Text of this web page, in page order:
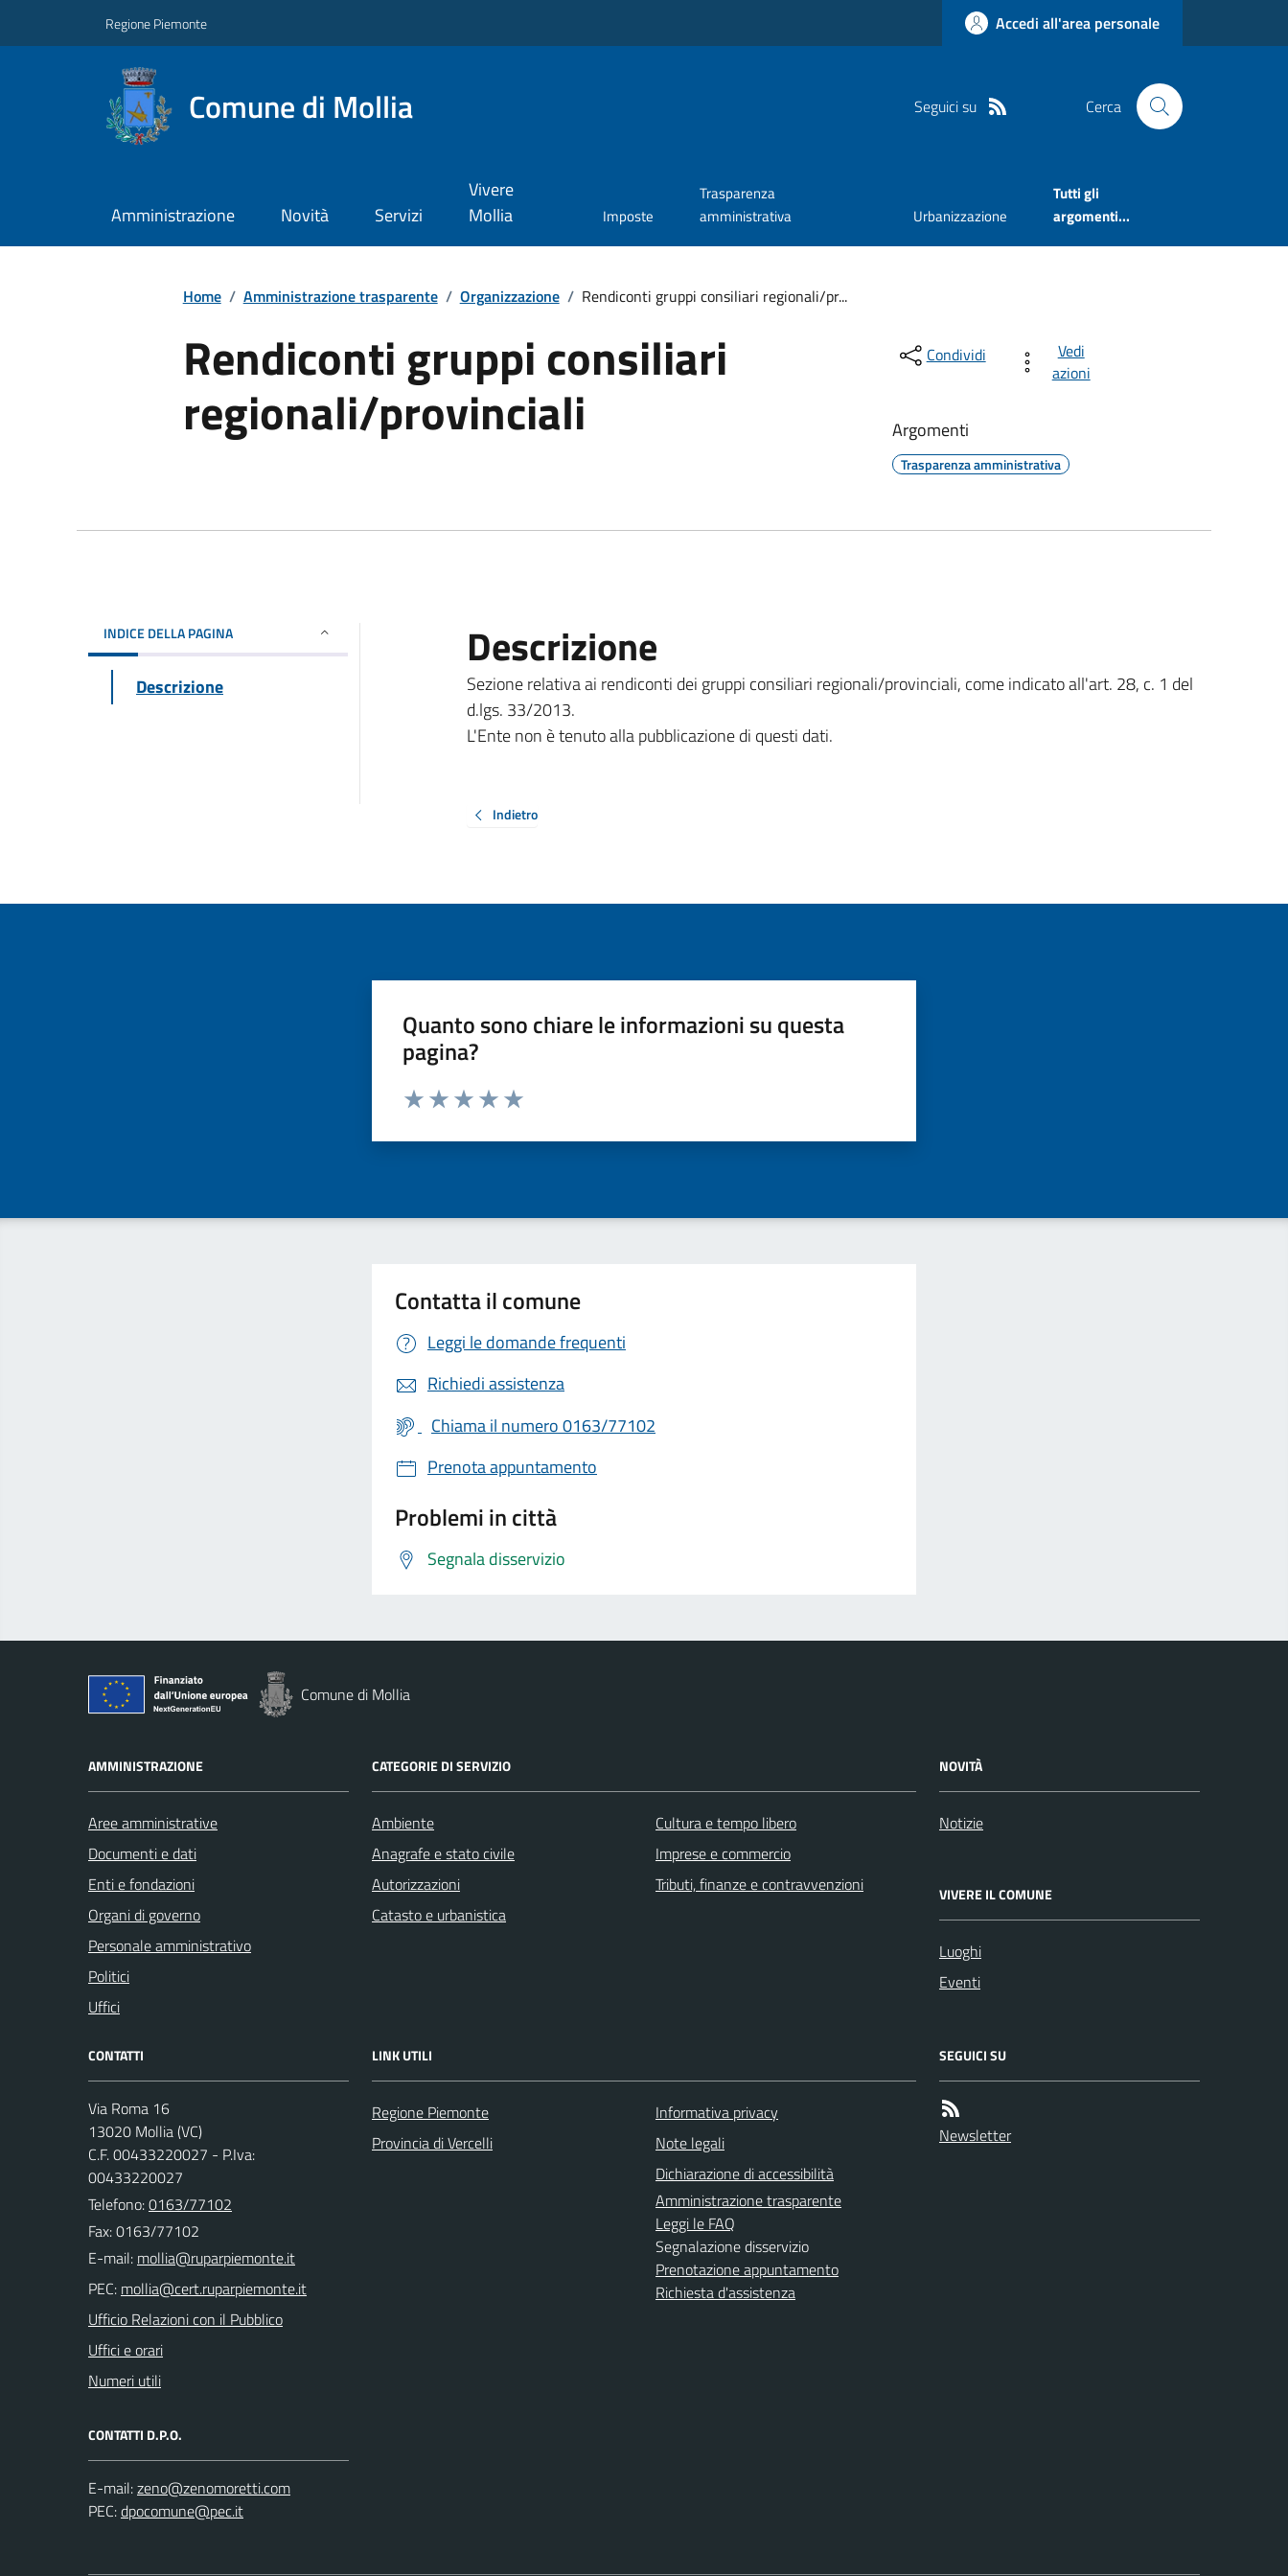
Regione Piemonte Accedi all'area personale
Comune di Mollia Seguici su Cerca
Amministrazione Novità Servizi
Vivere
Mollia
Imposte
Trasparenza
amministrativa
Urbanizzazione
Tutti gli
argomenti...
Home / Amministrazione trasparente / Organizzazione / Rendiconti gruppi consiliari regionali/pr...
Rendiconti gruppi consiliari
regionali/provinciali
Condividi
Vedi
azioni
Argomenti
Trasparenza amministrativa
INDICE DELLA PAGINA
Descrizione
Descrizione
Sezione relativa ai rendiconti dei gruppi consiliari regionali/provinciali, come indicato all'art. 28, c. 1 del
d.lgs. 33/2013.
L'Ente non è tenuto alla pubblicazione di questi dati.
Indietro
Quanto sono chiare le informazioni su questa
pagina?
Valuta da 1 a 5 stelle la pagina
Contatta il comune
Leggi le domande frequenti
Richiedi assistenza
Chiama il numero 0163/77102
Prenota appuntamento
Problemi in città
Segnala disservizio
Comune di Mollia
AMMINISTRAZIONE
Aree amministrative
Documenti e dati
Enti e fondazioni
Organi di governo
Personale amministrativo
Politici
Uffici
CATEGORIE DI SERVIZIO
Ambiente
Anagrafe e stato civile
Autorizzazioni
Catasto e urbanistica
Cultura e tempo libero
Imprese e commercio
Tributi, finanze e contravvenzioni
NOVITÀ
Notizie
VIVERE IL COMUNE
Luoghi
Eventi
CONTATTI
Via Roma 16
13020 Mollia (VC)
C.F. 00433220027 - P.Iva:
00433220027
Telefono:0163/77102
Fax: 0163/77102
E-mail:
PEC:
Ufficio Relazioni con il Pubblico
Uffici e orari
Numeri utili
CONTATTI D.P.O.
E-mail:
PEC:
LINK UTILI
Regione Piemonte
Provincia di Vercelli
Informativa privacy
Note legali
Dichiarazione di accessibilità
Amministrazione trasparente
Leggi le FAQ
Segnalazione disservizio
Prenotazione appuntamento
Richiesta d'assistenza
SEGUICI SU
Newsletter